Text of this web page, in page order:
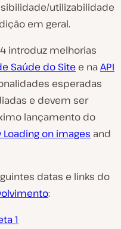
utilizabilidade
em geral.
introduz melhorias
Saúde do Site e na API
esperadas
e devem ser
lançamento do
Loading on images and
datas e links do
:
1